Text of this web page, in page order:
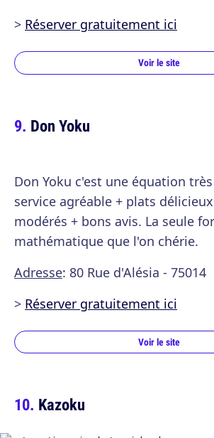
> Réserver gratuitement ici
Voir le site
Don Yoku
Don Yoku c'est une équation
service agréable + plats
modérés + bons avis. La seule
mathématique que l'on chérie.
Adresse: 80 Rue d'Alésia - 75014
> Réserver gratuitement ici
Voir le site
Kazoku